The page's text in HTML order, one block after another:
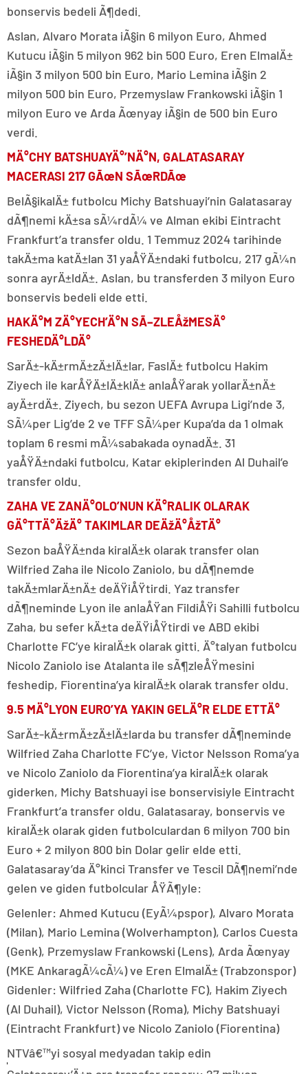
bonservis bedeli Ã¶dedi.
Aslan, Alvaro Morata iÃ§in 6 milyon Euro, Ahmed
Kutucu iÃ§in 5 milyon 962 bin 500 Euro, Eren ElmalÄ±
iÃ§in 3 milyon 500 bin Euro, Mario Lemina iÃ§in 2
milyon 500 bin Euro, Przemyslaw Frankowski iÃ§in 1
milyon Euro ve Arda Ãœnyay iÃ§in de 500 bin Euro
verdi.
MÄ°CHY BATSHUAYÄ°’NÄ°N, GALATASARAY
MACERASI 217 GÃœN SÃœRDÃœ
BelÃ§ikalÄ± futbolcu Michy Batshuayi’nin Galatasaray
dÃ¶nemi kÄ±sa sÃ¼rdÃ¼ ve Alman ekibi Eintracht
Frankfurt’a transfer oldu. 1 Temmuz 2024 tarihinde
takÄ±ma katÄ±lan 31 yaÅŸÄ±ndaki futbolcu, 217 gÃ¼n
sonra ayrÄ±ldÄ±. Aslan, bu transferden 3 milyon Euro
bonservis bedeli elde etti.
HAKÄ°M ZÄ°YECH’Ä°N SÃ–ZLEÅžMESÄ°
FESHEDÄ°LDÄ°
SarÄ±-kÄ±rmÄ±zÄ±lÄ±lar, FaslÄ± futbolcu Hakim
Ziyech ile karÅŸÄ±lÄ±klÄ± anlaÅŸarak yollarÄ±nÄ±
ayÄ±rdÄ±. Ziyech, bu sezon UEFA Avrupa Ligi’nde 3,
SÃ¼per Lig’de 2 ve TFF SÃ¼per Kupa’da da 1 olmak
toplam 6 resmi mÃ¼sabakada oynadÄ±. 31
yaÅŸÄ±ndaki futbolcu, Katar ekiplerinden Al Duhail’e
transfer oldu.
ZAHA VE ZANÄ°OLO’NUN KÄ°RALIK OLARAK
GÄ°TTÄ°ÄžÄ° TAKIMLAR DEÄžÄ°ÅžTÄ°
Sezon baÅŸÄ±nda kiralÄ±k olarak transfer olan
Wilfried Zaha ile Nicolo Zaniolo, bu dÃ¶nemde
takÄ±mlarÄ±nÄ± deÄŸiÅŸtirdi. Yaz transfer
dÃ¶neminde Lyon ile anlaÅŸan FildiÅŸi Sahilli futbolcu
Zaha, bu sefer kÄ±ta deÄŸiÅŸtirdi ve ABD ekibi
Charlotte FC’ye kiralÄ±k olarak gitti. Ä°talyan futbolcu
Nicolo Zaniolo ise Atalanta ile sÃ¶zleÅŸmesini
feshedip, Fiorentina’ya kiralÄ±k olarak transfer oldu.
9.5 MÄ°LYON EURO’YA YAKIN GELÄ°R ELDE ETTÄ°
SarÄ±-kÄ±rmÄ±zÄ±lÄ±larda bu transfer dÃ¶neminde
Wilfried Zaha Charlotte FC’ye, Victor Nelsson Roma’ya
ve Nicolo Zaniolo da Fiorentina’ya kiralÄ±k olarak
giderken, Michy Batshuayi ise bonservisiyle Eintracht
Frankfurt’a transfer oldu. Galatasaray, bonservis ve
kiralÄ±k olarak giden futbolculardan 6 milyon 700 bin
Euro + 2 milyon 800 bin Dolar gelir elde etti.
Galatasaray’da Ä°kinci Transfer ve Tescil DÃ¶nemi’nde
gelen ve giden futbolcular ÅŸÃ¶yle:
Gelenler: Ahmed Kutucu (EyÃ¼pspor), Alvaro Morata
(Milan), Mario Lemina (Wolverhampton), Carlos Cuesta
(Genk), Przemyslaw Frankowski (Lens), Arda Ãœnyay
(MKE AnkaragÃ¼cÃ¼) ve Eren ElmalÄ± (Trabzonspor)
Gidenler: Wilfried Zaha (Charlotte FC), Hakim Ziyech
(Al Duhail), Victor Nelsson (Roma), Michy Batshuayi
(Eintracht Frankfurt) ve Nicolo Zaniolo (Fiorentina)
NTVâ€™yi sosyal medyadan takip edin